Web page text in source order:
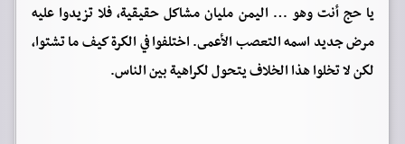
يا حج أنت وهو … اليمن مليان مشاكل حقيقية، فلا تزيدوا عليه
مرض جديد اسمه التعصب الأعمى. اختلفوا في الكرة كيف ما تشتوا،
لكن لا تخلوا هذا الخلاف يتحول لكراهية بين الناس.